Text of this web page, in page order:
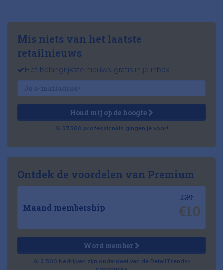
Mis niets van het laatste
retailnieuws
Het belangrijkste nieuws, gratis in je inbox
Houd mij op de hoogte
Al 57.500 professionals gingen je voor!
Ontdek de voordelen van Premium
Maand membership
€39
€10
Word member
Al 2.500 bedrijven zijn onderdeel van de RetailTrends-